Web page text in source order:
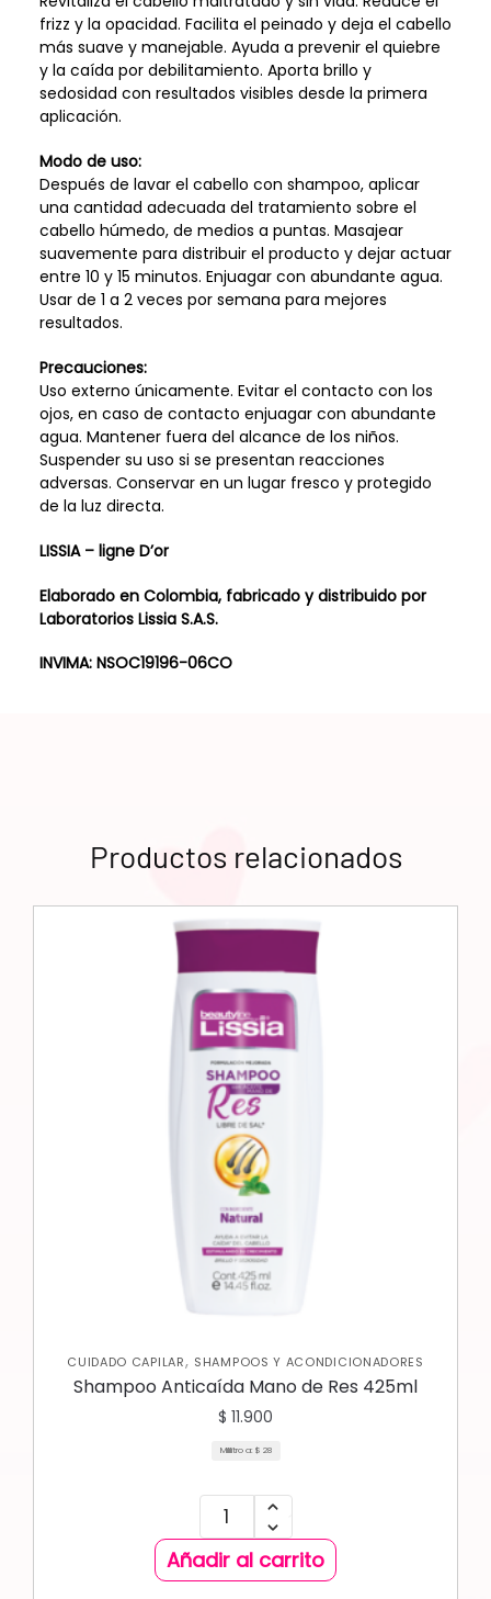
frizz y la opacidad. Facilita el peinado y deja el cabello
más suave y manejable. Ayuda a prevenir el quiebre
y la caída por debilitamiento. Aporta brillo y
sedosidad con resultados visibles desde la primera
aplicación.
Modo de uso:
Después de lavar el cabello con shampoo, aplicar
una cantidad adecuada del tratamiento sobre el
cabello húmedo, de medios a puntas. Masajear
suavemente para distribuir el producto y dejar actuar
entre 10 y 15 minutos. Enjuagar con abundante agua.
Usar de 1 a 2 veces por semana para mejores
resultados.
Precauciones:
Uso externo únicamente. Evitar el contacto con los
ojos, en caso de contacto enjuagar con abundante
agua. Mantener fuera del alcance de los niños.
Suspender su uso si se presentan reacciones
adversas. Conservar en un lugar fresco y protegido
de la luz directa.
LISSIA – ligne D’or
Elaborado en Colombia, fabricado y distribuido por
Laboratorios Lissia S.A.S.
INVIMA: NSOC19196-06CO
Productos relacionados
CUIDADO CAPILAR, SHAMPOOS Y ACONDICIONADORES
Shampoo Anticaída Mano de Res 425ml
$ 11.900
Mililitro a: $ 28
Añadir al carrito